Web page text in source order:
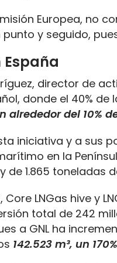
Europea, no
y seguido,
España
director de
donde el 40%
alrededor del 10%
iniciativa y a sus
en la
1.865 toneladas
Core LNGas hive y
total de 242
a GNL ha
142.523 m³, un